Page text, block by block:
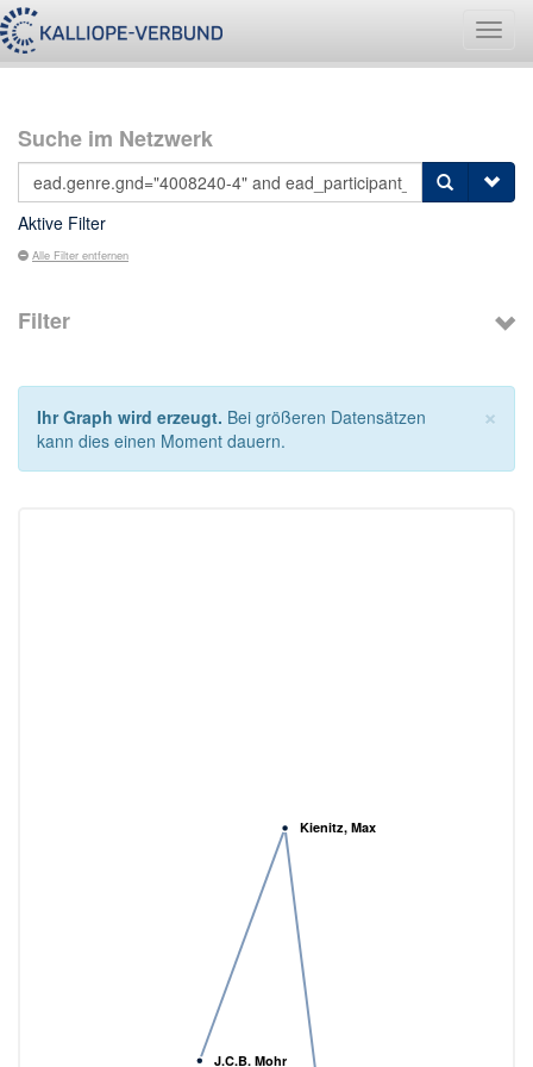
Suche im Netzwerk
Aktive Filter
Alle Filter entfernen
Filter
×
Ihr Graph wird erzeugt. Bei größeren Datensätzen
kann dies einen Moment dauern.
Kienitz, Max
J.C.B. Mohr